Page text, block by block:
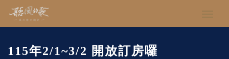
115年2/1~3/2 開放訂房囉